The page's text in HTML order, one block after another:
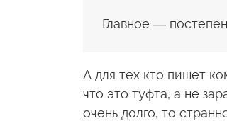
Главное —
А для тех кто пишет
что это туфта, а не
очень долго, то